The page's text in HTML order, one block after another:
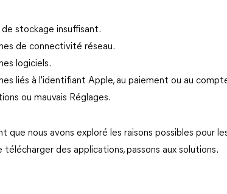
de stockage insuffisant.
de connectivité réseau.
logiciels.
liés à l'identifiant Apple, au paiement ou au
ou mauvais Réglages.
que nous avons exploré les raisons possibles pour
télécharger des applications, passons aux solutions.